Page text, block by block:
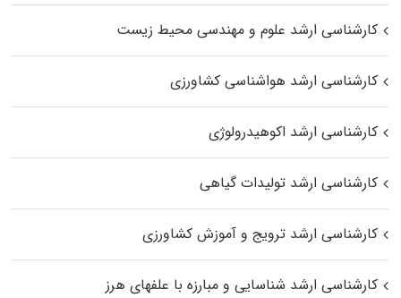
کارشناسی ارشد علوم و مهندسی محیط زیست
کارشناسی ارشد هواشناسی کشاورزی
کارشناسی ارشد اکوهیدرولوژی
کارشناسی ارشد تولیدات گیاهی
کارشناسی ارشد ترویج و آموزش کشاورزی
کارشناسی ارشد شناسایی و مبارزه با علفهای هرز